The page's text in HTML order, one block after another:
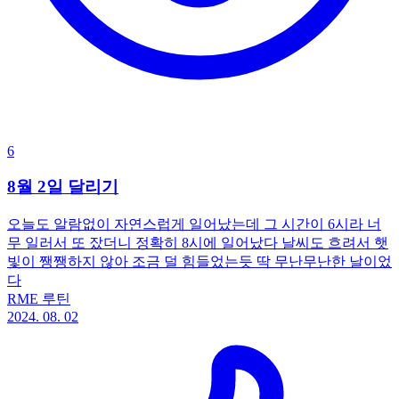
6
8월 2일 달리기
오늘도 알람없이 자연스럽게 일어났는데 그 시간이 6시라 너
무 일러서 또 잤더니 정확히 8시에 일어났다 날씨도 흐려서 햇
빛이 쨍쨍하지 않아 조금 덜 힘들었는듯 딱 무난무난한 날이었
다
RME 루틴
2024. 08. 02